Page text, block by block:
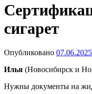
сигарет
Опубликовано 07.06.2025
Илья (Новосибирск и
Нужны документы на